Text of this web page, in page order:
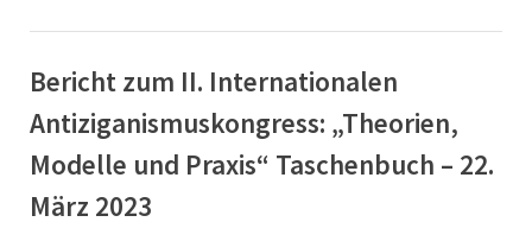
KZ-
Neuengamme/Hamburg Taschenbuch
–
März”
Bericht zum II. Internationalen
Antiziganismuskongress: „Theorien,
Modelle und Praxis“ Taschenbuch – 22.
März 2023